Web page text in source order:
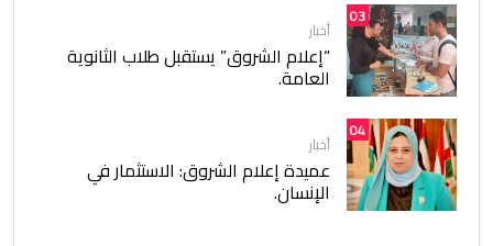
03
أخبار
“إعلام الشروق” يستقبل طلاب الثانوية
العامة.
04
أخبار
عميدة إعلام الشروق: الاستثمار في
الإنسان.